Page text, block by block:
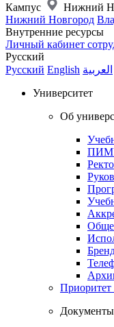
Кампус
Нижний
Нижний Новгород
Внутренние ресурсы
Личный кабинет
Русский
Русский English العربية
Университет
Об
Приоритет